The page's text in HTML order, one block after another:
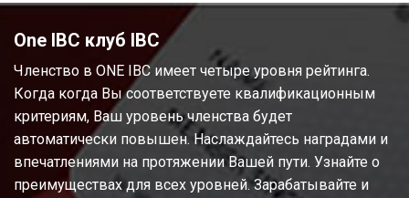
One IBC клуб IBC
Членство в ONE IBC имеет четыре уровня рейтинга.
Когда когда Вы соответствуете квалификационным
критериям, Ваш уровень членства будет
автоматически повышен. Наслаждайтесь наградами и
впечатлениями на протяжении Вашей пути. Узнайте о
преимуществах для всех уровней. Зарабатывайте и